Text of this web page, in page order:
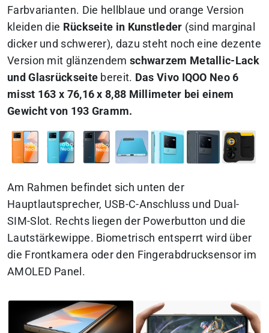
Farbvarianten. Die hellblaue und orange Version
kleiden die Rückseite in Kunstleder (sind marginal
dicker und schwerer), dazu steht noch eine dezente
Version mit glänzendem schwarzem Metallic-Lack
und Glasrückseite bereit. Das Vivo IQOO Neo 6
misst 163 x 76,16 x 8,88 Millimeter bei einem
Gewicht von 193 Gramm.
Am Rahmen befindet sich unten der
Hauptlautsprecher, USB-C-Anschluss und Dual-
SIM-Slot. Rechts liegen der Powerbutton und die
Lautstärkewippe. Biometrisch entsperrt wird über
die Frontkamera oder den Fingerabdrucksensor im
AMOLED Panel.